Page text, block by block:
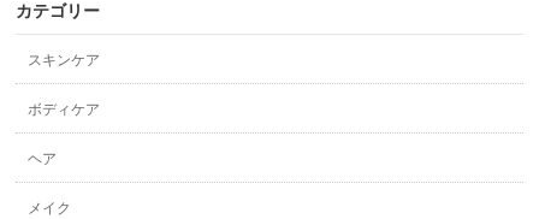
カテゴリー
スキンケア
ボディケア
ヘア
メイク